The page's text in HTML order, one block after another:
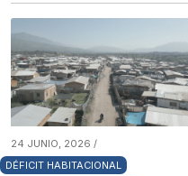
24 JUNIO, 2026 /
DÉFICIT HABITACIONAL